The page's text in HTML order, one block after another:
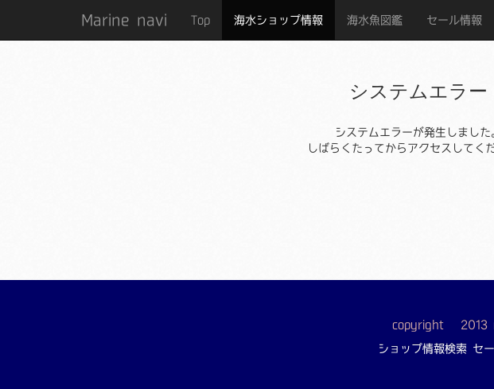
Marine navi Top 海水ショップ情報 海水魚図鑑 セール情報
システムエラー
システムエラーが発生しました
しばらくたってからアクセスしてく
copyright © 2013
ショップ情報検索 セ